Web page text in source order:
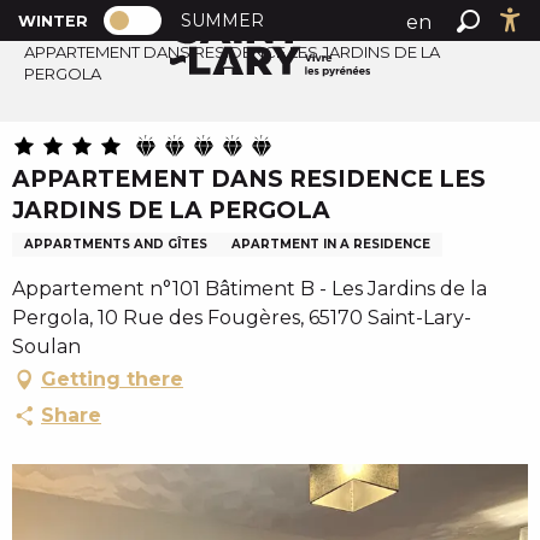
A
l
r
a
u
c
o
n
t
e
n
u
p
i
PAGE D’ACCUEIL ACTUELLE HIVER : PASSER EN
WINTER PAGE D’ACCUEIL ACTUELLE HIVER :
SUMMER
en
Search
Home
APPARTEMENT DANS RESIDENCE LES JARDINS DE LA
PERGOLA
APPARTEMENT DANS RESIDENCE LES
JARDINS DE LA PERGOLA
APPARTMENTS AND GÎTES APARTMENT IN A RESIDENCE
Appartement n°101 Bâtiment B - Les Jardins de la
Pergola, 10 Rue des Fougères, 65170 Saint-Lary-
Soulan
Getting there
Share